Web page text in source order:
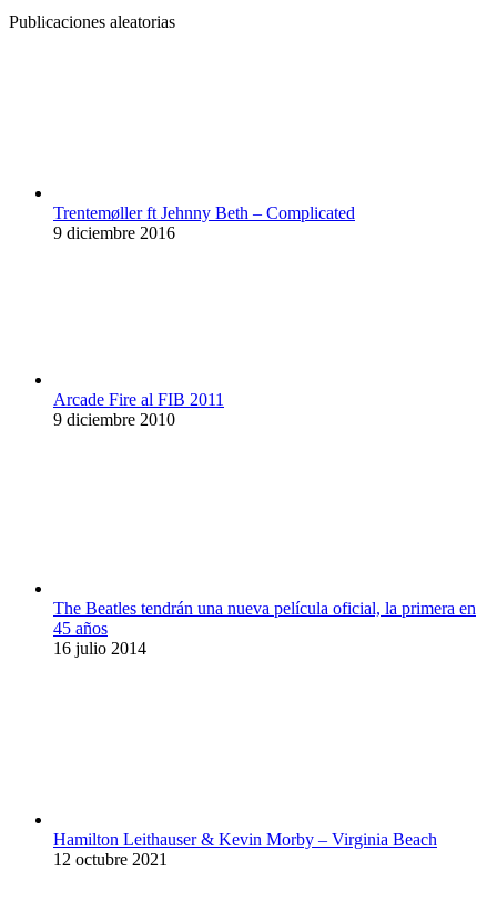
Publicaciones aleatorias
Trentemøller ft Jehnny Beth – Complicated
9 diciembre 2016
Arcade Fire al FIB 2011
9 diciembre 2010
The Beatles tendrán una nueva película oficial, la primera en
45 años
16 julio 2014
Hamilton Leithauser & Kevin Morby – Virginia Beach
12 octubre 2021